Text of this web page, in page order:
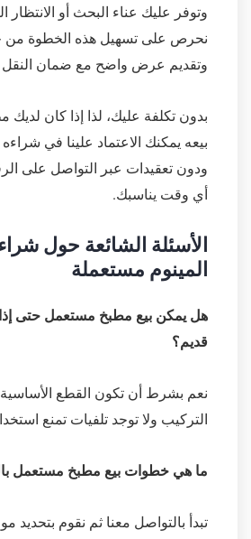
وتوفر عليك عناء البحث أو الانتظار
نحرص على تسهيل هذه الخطوة من
وتقديم عرض واضح مع ضمان النقل
بدون تكلفة عليك، لذا إذا كان
بيعه يمكنك الاعتماد علينا في
ودون تعقيدات عبر التواصل على
أي وقت يناسبك.
الأسئلة الشائعة حول
المينوم مستعملة
هل يمكن بيع مطبخ مستعمل حتى إذا
قديم؟
نعم بشرط أن تكون القطع الأساسية
التركيب ولا توجد تلفيات تمنع
ما هي خطوات بيع مطبخ مستعمل
تبدأ بالتواصل معنا ثم نقوم بتحديد